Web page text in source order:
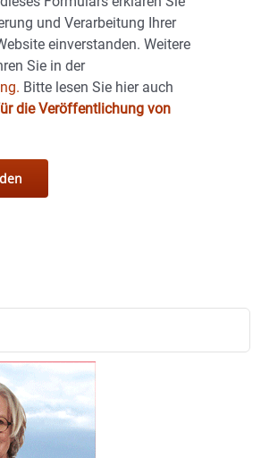
und Verarbeitung Ihrer
einverstanden. Weitere
Sie in der
Bitte lesen Sie hier auch
die Veröffentlichung von